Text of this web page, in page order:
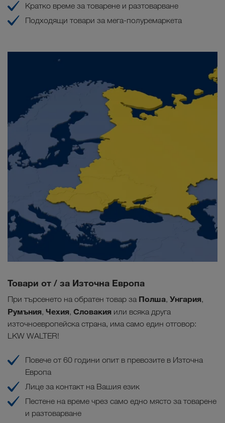
Кратко време за товарене и разтоварване
Подходящи товари за мега-полуремаркета
Товари от / за Източна Европа
При търсенето на обратен товар за Полша, Унгария,
Румъния, Чехия, Словакия или всяка друга
източноевропейска страна, има само един отговор:
LKW WALTER!
Повече от 60 години опит в превозите в Източна
Европа
Лице за контакт на Вашия език
Пестене на време чрез само едно място за товарене
и разтоварване